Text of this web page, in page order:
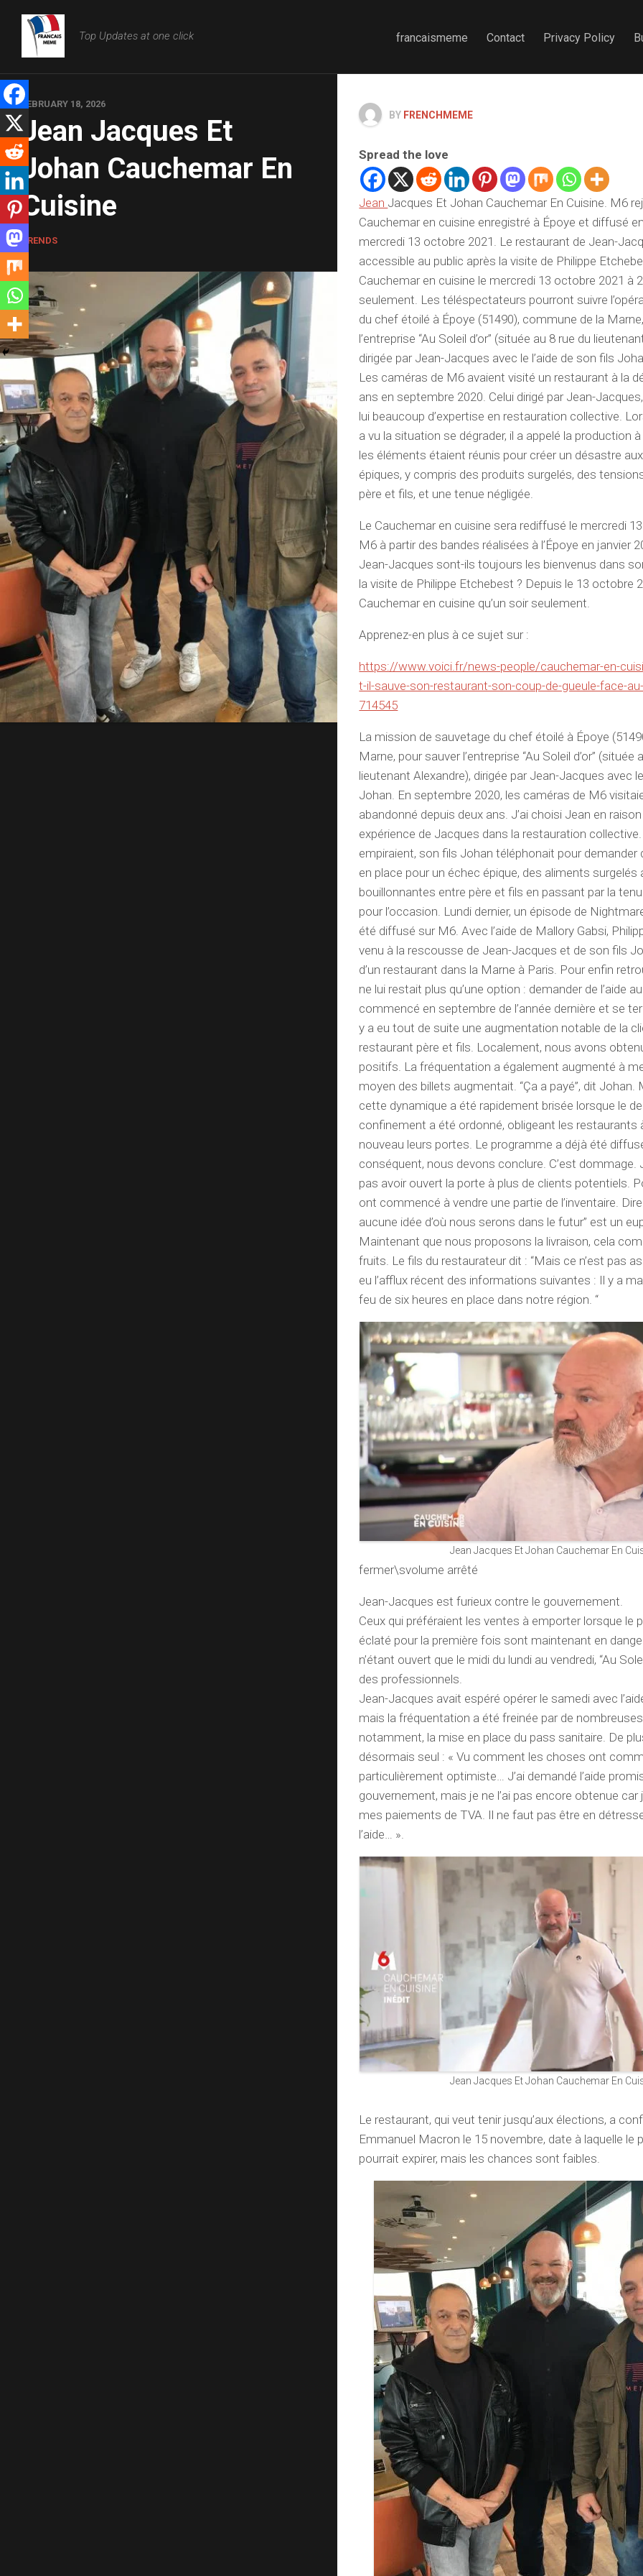
content
Top Updates at one click francaismeme Contact Privacy Policy
FEBRUARY 18, 2026
Jean Jacques Et
Johan Cauchemar En
Cuisine
TRENDS
BY FRENCHMEME
Spread the love
Jean Jacques Et Johan Cauchemar En Cuisine. M6
Cauchemar en cuisine enregistré à Époye et diffusé
mercredi 13 octobre 2021. Le restaurant de Jean-
accessible au public après la visite de Philippe
Cauchemar en cuisine le mercredi 13 octobre 2021 à
seulement. Les téléspectateurs pourront suivre
du chef étoilé à Époye (51490), commune de la
l’entreprise “Au Soleil d’or” (située au 8 rue du
dirigée par Jean-Jacques avec le l’aide de son fils
Les caméras de M6 avaient visité un restaurant à la
ans en septembre 2020. Celui dirigé par Jean-
lui beaucoup d’expertise en restauration collective.
a vu la situation se dégrader, il a appelé la production
les éléments étaient réunis pour créer un désastre
épiques, y compris des produits surgelés, des
père et fils, et une tenue négligée.
Le Cauchemar en cuisine sera rediffusé le mercredi
M6 à partir des bandes réalisées à l’Époye en janvier
Jean-Jacques sont-ils toujours les bienvenus dans
la visite de Philippe Etchebest ? Depuis le 13 octobre
Cauchemar en cuisine qu’un soir seulement.
Apprenez-en plus à ce sujet sur :
https://www.voici.fr/news-people/cauchemar-en-
t-il-sauve-son-restaurant-son-coup-de-gueule-face-
714545
La mission de sauvetage du chef étoilé à Époye
Marne, pour sauver l’entreprise “Au Soleil d’or” (située
lieutenant Alexandre), dirigée par Jean-Jacques avec
Johan. En septembre 2020, les caméras de M6
abandonné depuis deux ans. J’ai choisi Jean en
expérience de Jacques dans la restauration
empiraient, son fils Johan téléphonait pour demander
en place pour un échec épique, des aliments
bouillonnantes entre père et fils en passant par la
pour l’occasion. Lundi dernier, un épisode de
été diffusé sur M6. Avec l’aide de Mallory Gabsi,
venu à la rescousse de Jean-Jacques et de son fils
d’un restaurant dans la Marne à Paris. Pour enfin
ne lui restait plus qu’une option : demander de l’aide
commencé en septembre de l’année dernière et se
y a eu tout de suite une augmentation notable de la
restaurant père et fils. Localement, nous avons
positifs. La fréquentation a également augmenté à
moyen des billets augmentait. “Ça a payé”, dit Johan.
cette dynamique a été rapidement brisée lorsque le
confinement a été ordonné, obligeant les restaurants
nouveau leurs portes. Le programme a déjà été
conséquent, nous devons conclure. C’est dommage.
pas avoir ouvert la porte à plus de clients potentiels.
ont commencé à vendre une partie de l’inventaire.
aucune idée d’où nous serons dans le futur” est un
Maintenant que nous proposons la livraison, cela
fruits. Le fils du restaurateur dit : “Mais ce n’est pas
eu l’afflux récent des informations suivantes : Il y a
feu de six heures en place dans notre région. “
Jean Jacques Et Johan Cauchemar En
fermer\svolume arrêté
Jean-Jacques est furieux contre le gouvernement.
Ceux qui préféraient les ventes à emporter lorsque le
éclaté pour la première fois sont maintenant en
n’étant ouvert que le midi du lundi au vendredi, “Au
des professionnels.
Jean-Jacques avait espéré opérer le samedi avec
mais la fréquentation a été freinée par de
notamment, la mise en place du pass sanitaire. De
désormais seul : « Vu comment les choses ont
particulièrement optimiste… J’ai demandé l’aide
gouvernement, mais je ne l’ai pas encore obtenue
mes paiements de TVA. Il ne faut pas être en
l’aide… ».
Jean Jacques Et Johan Cauchemar En
Le restaurant, qui veut tenir jusqu’aux élections, a
Emmanuel Macron le 15 novembre, date à laquelle le
pourrait expirer, mais les chances sont faibles.